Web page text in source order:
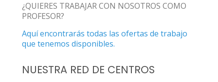
¿QUIERES TRABAJAR CON NOSOTROS COMO
PROFESOR?
Aquí encontrarás todas las ofertas de trabajo
que tenemos disponibles.
NUESTRA RED DE CENTROS